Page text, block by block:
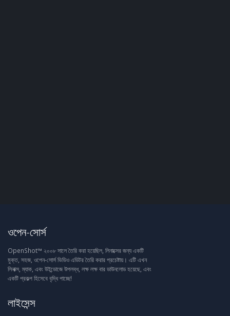
ওপেন-সোর্স
OpenShot™ ২০০৮ সালে তৈরি করা হয়েছিল, লিনাক্সের জন্য একটি
মুক্ত, সহজ, ওপেন-সোর্স ভিডিও এডিটর তৈরি করার প্রচেষ্টায়। এটি এখন
লিনাক্স, ম্যাক, এবং উইন্ডোজে উপলব্ধ, লক্ষ লক্ষ বার ডাউনলোড হয়েছে, এবং
একটি প্রকল্প হিসেবে বৃদ্ধি পাচ্ছে!
লাইসেন্স